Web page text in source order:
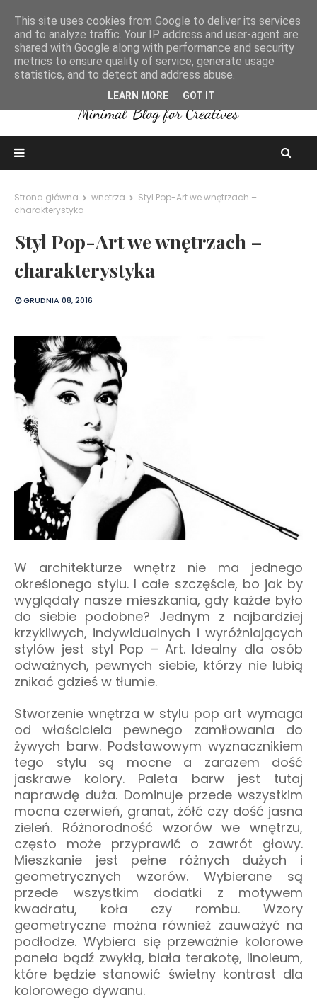
Strona główna wnetrza
Styl Pop-Art we wnętrzach –
charakterystyka
Styl Pop-Art we wnętrzach –
charakterystyka
GRUDNIA 08, 2016
W architekturze wnętrz nie ma jednego
określonego stylu. I całe szczęście, bo jak by
wyglądały nasze mieszkania, gdy każde było
do siebie podobne? Jednym z najbardziej
krzykliwych, indywidualnych i wyróżniających
stylów jest styl Pop – Art. Idealny dla osób
odważnych, pewnych siebie, którzy nie lubią
znikać gdzieś w tłumie.
Stworzenie wnętrza w stylu pop art wymaga
od właściciela pewnego zamiłowania do
żywych barw. Podstawowym wyznacznikiem
tego stylu są mocne a zarazem dość
jaskrawe kolory. Paleta barw jest tutaj
naprawdę duża. Dominuje przede wszystkim
mocna czerwień, granat, żółć czy dość jasna
zieleń. Różnorodność wzorów we wnętrzu,
często może przyprawić o zawrót głowy.
Mieszkanie jest pełne różnych dużych i
geometrycznych wzorów. Wybierane są
przede wszystkim dodatki z motywem
kwadratu, koła czy rombu. Wzory
geometryczne można również zauważyć na
podłodze. Wybiera się przeważnie kolorowe
panela bądź zwykłą, biała terakotę, linoleum,
które będzie stanowić świetny kontrast dla
kolorowego dywanu.
This site uses cookies from Google to deliver its services
and to analyze traffic. Your IP address and user-agent are
shared with Google along with performance and security
metrics to ensure quality of service, generate usage
statistics, and to detect and address abuse.
LEARN MORE GOT IT